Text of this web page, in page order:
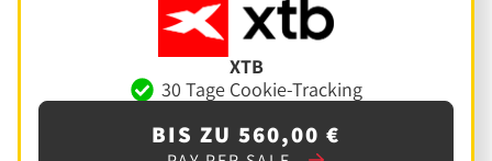
XTB
30 Tage Cookie-Tracking
BIS ZU 560,00 €